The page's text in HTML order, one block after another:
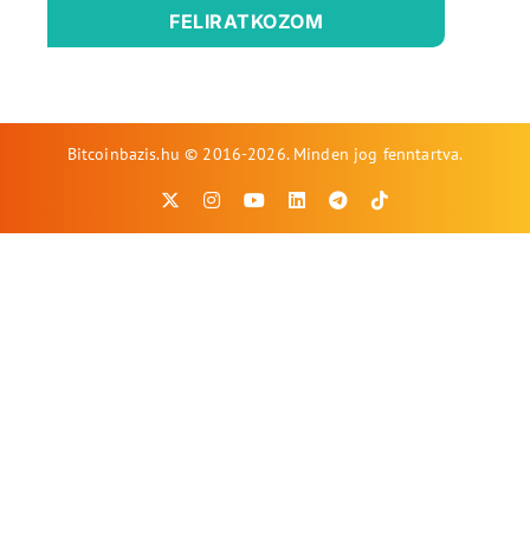
FELIRATKOZOM
Bitcoinbazis.hu © 2016-2026. Minden jog fenntartva.